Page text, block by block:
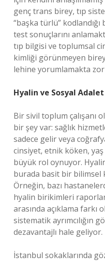
genç trans birey, tıp
“başka türlü”
test sonuçlarını
tıp bilgisi ve toplumsal
kimliği görünmeyen
lehine yorumlamakta
Hyalin ve Sosyal Adalet
Bir sivil toplum çalışanı
bir şey var: sağlık
sadece gelir veya
cinsiyet, etnik köken,
büyük rol oynuyor.
burada basit bir bilimsel
Örneğin, bazı
hyalin birikimleri
arasında açıklama farkı
sistematik ayrımcılığın
dezavantajlı hale geliyor.
İstanbul sokaklarında